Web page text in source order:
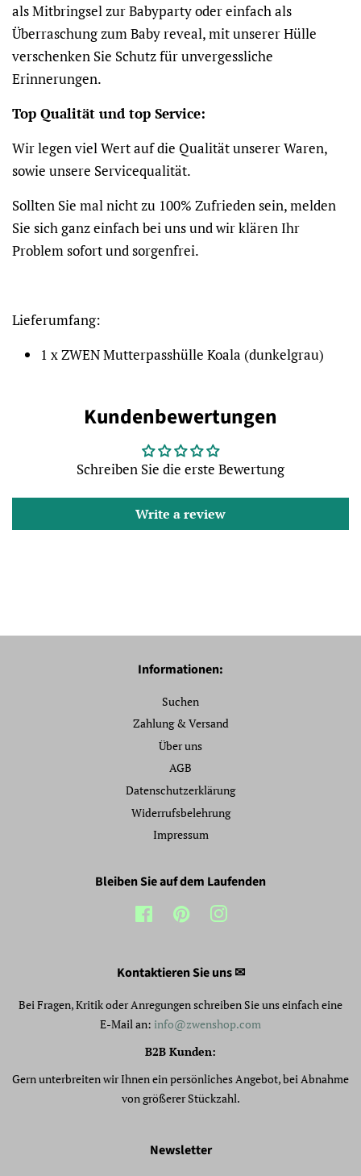
als Mitbringsel zur Babyparty oder einfach als
Überraschung zum Baby reveal, mit unserer Hülle
verschenken Sie Schutz für unvergessliche
Erinnerungen.
Top Qualität und top Service:
Wir legen viel Wert auf die Qualität unserer Waren,
sowie unsere Servicequalität.
Sollten Sie mal nicht zu 100% Zufrieden sein, melden
Sie sich ganz einfach bei uns und wir klären Ihr
Problem sofort und sorgenfrei.
Lieferumfang:
1 x ZWEN Mutterpasshülle Koala (dunkelgrau)
Kundenbewertungen
Schreiben Sie die erste Bewertung
Write a review
Informationen:
Suchen
Zahlung & Versand
Über uns
AGB
Datenschutzerklärung
Widerrufsbelehrung
Impressum
Bleiben Sie auf dem Laufenden
FacebookPinterestInstagram
Kontaktieren Sie uns ✉
Bei Fragen, Kritik oder Anregungen schreiben Sie uns einfach eine
E-Mail an: info@zwenshop.com
B2B Kunden:
Gern unterbreiten wir Ihnen ein persönliches Angebot, bei Abnahme
von größerer Stückzahl.
Newsletter